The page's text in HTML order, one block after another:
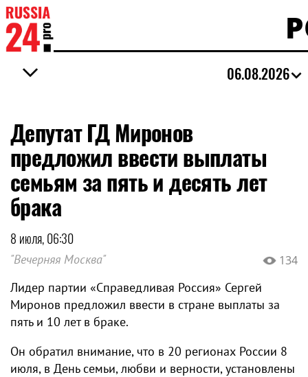
06.08.2026
Депутат ГД Миронов
предложил ввести выплаты
семьям за пять и десять лет
брака
8 июля, 06:30
"Вечерняя Москва" 134
Лидер партии «Справедливая Россия» Сергей
Миронов предложил ввести в стране выплаты за
пять и 10 лет в браке.
Он обратил внимание, что в 20 регионах России 8
июля, в День семьи, любви и верности, установлены